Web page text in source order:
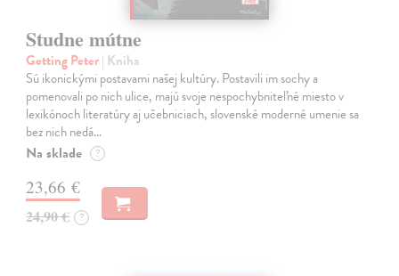
Studne mútne
Getting Peter| Kniha
Sú ikonickými postavami našej kultúry. Postavili im sochy a
pomenovali po nich ulice, majú svoje nespochybniteľné miesto v
lexikónoch literatúry aj učebniciach, slovenské moderné umenie sa
bez nich nedá…
Na sklade ?
23,66 €
24,90 € ?